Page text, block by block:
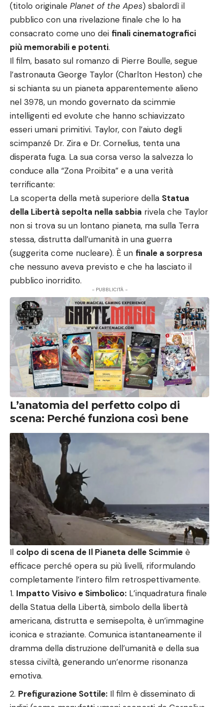
(titolo originale Planet of the Apes) sbalordì il
pubblico con una rivelazione finale che lo ha
consacrato come uno dei finali cinematografici
più memorabili e potenti.
Il film, basato sul romanzo di Pierre Boulle, segue
l’astronauta George Taylor (Charlton Heston) che
si schianta su un pianeta apparentemente alieno
nel 3978, un mondo governato da scimmie
intelligenti ed evolute che hanno schiavizzato
esseri umani primitivi. Taylor, con l’aiuto degli
scimpanzé Dr. Zira e Dr. Cornelius, tenta una
disperata fuga. La sua corsa verso la salvezza lo
conduce alla “Zona Proibita” e a una verità
terrificante:
La scoperta della metà superiore della Statua
della Libertà sepolta nella sabbia rivela che Taylor
non si trova su un lontano pianeta, ma sulla Terra
stessa, distrutta dall’umanità in una guerra
(suggerita come nucleare). È un finale a sorpresa
che nessuno aveva previsto e che ha lasciato il
pubblico inorridito.
- PUBBLICITÀ -
L’anatomia del perfetto colpo di
scena: Perché funziona così bene
Il colpo di scena de Il Pianeta delle Scimmie è
efficace perché opera su più livelli, riformulando
completamente l’intero film retrospettivamente.
Impatto Visivo e Simbolico: L’inquadratura finale
della Statua della Libertà, simbolo della libertà
americana, distrutta e semisepolta, è un’immagine
iconica e straziante. Comunica istantaneamente il
dramma della distruzione dell’umanità e della sua
stessa civiltà, generando un’enorme risonanza
emotiva.
Prefigurazione Sottile: Il film è disseminato di